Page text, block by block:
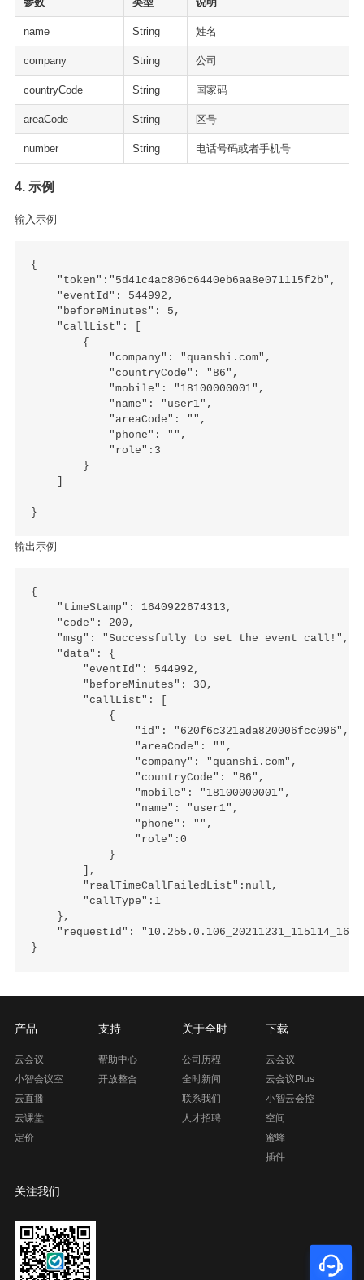
name String 姓名
company String 公司
countryCode String 国家码
areaCode String 区号
number String 电话号码或者手机号
4. 示例
输入示例
{
    "token":"5d41c4ac806c6440eb6aa8e071115f2b",
    "eventId": 544992,
    "beforeMinutes": 5,
    "callList": [
        {
            "company": "quanshi.com",
            "countryCode": "86",
            "mobile": "18100000001",
            "name": "user1",
            "areaCode": "",
            "phone": "",
            "role":3
        }
输出示例
{
    "timeStamp": 1640922674313,
    "code": 200,
    "msg": "Successfully to set the event call!",
    "data": {
        "eventId": 544992,
        "beforeMinutes": 30,
        "callList": [
            {
                "id": "620f6c321ada820006fcc096",
                "areaCode": "",
                "company": "quanshi.com",
                "countryCode": "86",
                "mobile": "18100000001",
                "name": "user1",
                "phone": "",
                "role":0
            }
        ],
        "realTimeCallFailedList":null,
        "callType":1
    },
"requestId":
产品
云会议
小智会议室
云直播
云课堂
定价
支持
帮助中心
开放整合
关于全时
公司历程
全时新闻
联系我们
人才招聘
下载
云会议
云会议Plus
小智云会控
空间
蜜蜂
插件
关注我们